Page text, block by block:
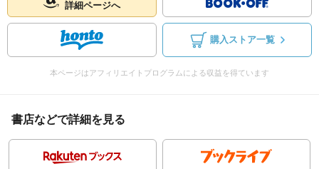
詳細ページへ
購入ストア一覧
本ページはアフィリエイトプログラムによる収益を得ています
書店などで詳細を見る